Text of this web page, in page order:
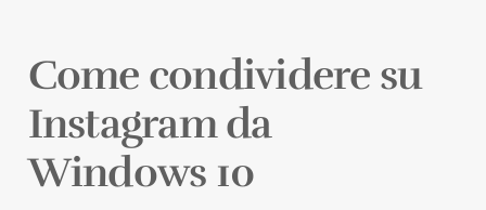
Come condividere su
Instagram da
Windows 10